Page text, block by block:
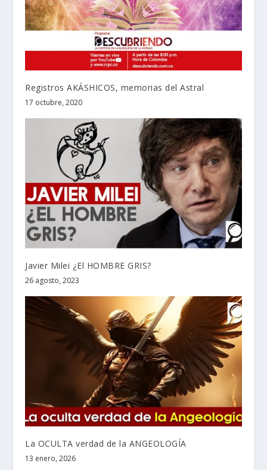
Registros AKÁSHICOS, memorias del Astral
17 octubre, 2020
Javier Milei ¿El HOMBRE GRIS?
26 agosto, 2023
La OCULTA verdad de la ANGEOLOGÍA
13 enero, 2026